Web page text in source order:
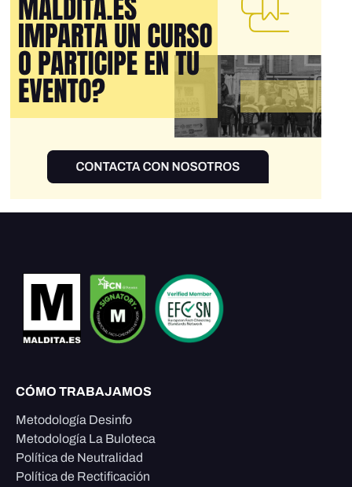
CÓMO TRABAJAMOS
Metodología Desinfo
Metodología La Buloteca
Política de Neutralidad
Política de Rectificación